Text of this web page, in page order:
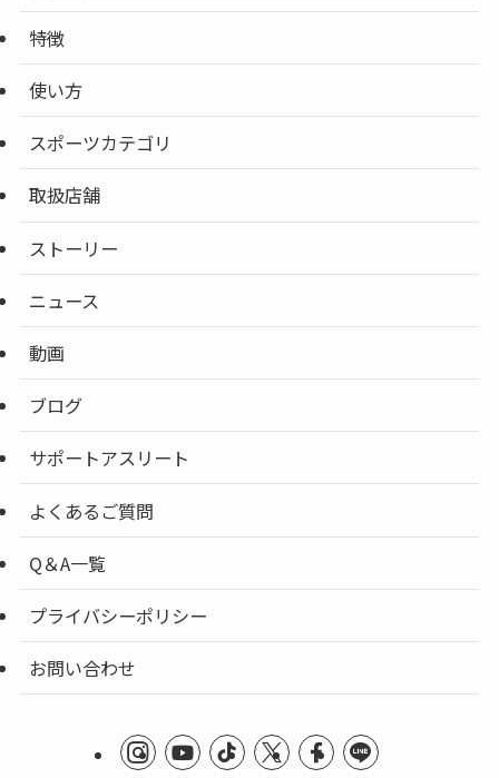
特徴
使い方
スポーツカテゴリ
取扱店舗
ストーリー
ニュース
動画
ブログ
サポートアスリート
よくあるご質問
Q＆A一覧
プライバシーポリシー
お問い合わせ